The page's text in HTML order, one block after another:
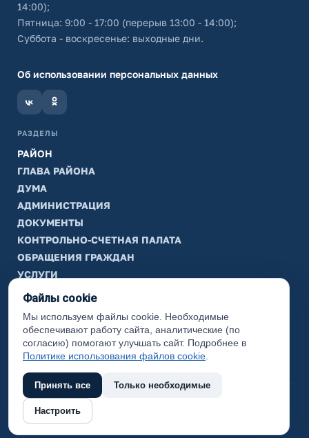
14:00);
Пятница: 9:00 - 17:00 (перерыв 13:00 - 14:00);
Суббота - воскресенье: выходные дни.
Об использовании персональных данных
РАЗДЕЛЫ
РАЙОН
ГЛАВА РАЙОНА
ДУМА
АДМИНИСТРАЦИЯ
ДОКУМЕНТЫ
КОНТРОЛЬНО-СЧЕТНАЯ ПАЛАТА
ОБРАЩЕНИЯ ГРАЖДАН
УСЛУГИ
ТИК
ИНФОРМАЦИЯ
Законодательная карта
Карта сайта
(с) 2017 Ханты-Мансийский район, официальный сайт
администрации
Файлы cookie
Мы используем файлы cookie. Необходимые
обеспечивают работу сайта, аналитические (по
согласию) помогают улучшать сайт. Подробнее в
Политике использования файлов cookie
Принять все Только необходимые
Настроить